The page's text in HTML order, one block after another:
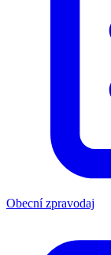
Obecní zpravodaj